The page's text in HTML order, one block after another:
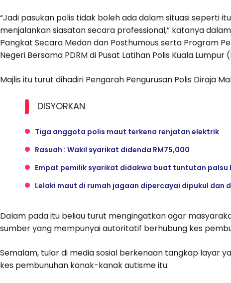
“Jadi pasukan polis tidak boleh ada dalam situasi seperti
menjalankan siasatan secara professional,” katanya
Pangkat Secara Medan dan Posthumous serta Program
Negeri Bersama PDRM di Pusat Latihan Polis Kuala Lumpur
Majlis itu turut dihadiri Pengarah Pengurusan Polis Diraja
DISYORKAN
Tiga anggota polis maut terkena renjatan elektrik
Rasuah : Wakil syarikat didenda RM75,000
Empat pemilik syarikat didakwa buat tuntutan palsu
Lelaki maut di rumah jagaan dipercayai dipukul dan
Dalam pada itu beliau turut mengingatkan agar
sumber yang mempunyai autoritatif berhubung kes
Semalam, tular di media sosial berkenaan tangkap layar
kes pembunuhan kanak-kanak autisme itu.